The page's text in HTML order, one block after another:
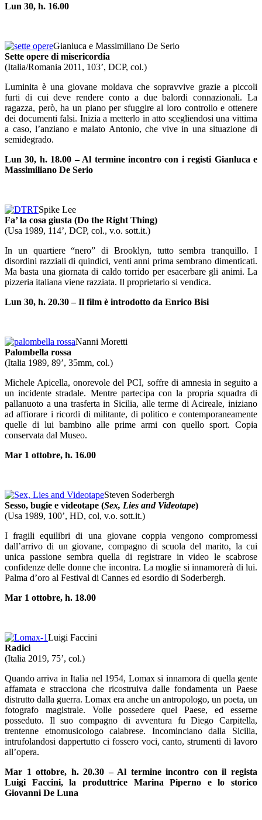
Lun 30, h. 16.00
Gianluca e Massimiliano De Serio
Sette opere di misericordia
(Italia/Romania 2011, 103’, DCP, col.)
Luminita è una giovane moldava che sopravvive grazie a piccoli
furti di cui deve rendere conto a due balordi connazionali. La
ragazza, però, ha un piano per sfuggire al loro controllo e ottenere
dei documenti falsi. Inizia a metterlo in atto scegliendosi una vittima
a caso, l’anziano e malato Antonio, che vive in una situazione di
semidegrado.
Lun 30, h. 18.00 – Al termine incontro con i registi Gianluca e
Massimiliano De Serio
Spike Lee
Fa’ la cosa giusta (Do the Right Thing)
(Usa 1989, 114’, DCP, col., v.o. sott.it.)
In un quartiere “nero” di Brooklyn, tutto sembra tranquillo. I
disordini razziali di quindici, venti anni prima sembrano dimenticati.
Ma basta una giornata di caldo torrido per esacerbare gli animi. La
pizzeria italiana viene razziata. Il proprietario si vendica.
Lun 30, h. 20.30 – Il film è introdotto da Enrico Bisi
Nanni Moretti
Palombella rossa
(Italia 1989, 89’, 35mm, col.)
Michele Apicella, onorevole del PCI, soffre di amnesia in seguito a
un incidente stradale. Mentre partecipa con la propria squadra di
pallanuoto a una trasferta in Sicilia, alle terme di Acireale, iniziano
ad affiorare i ricordi di militante, di politico e contemporaneamente
quelle di lui bambino alle prime armi con quello sport. Copia
conservata dal Museo.
Mar 1 ottobre, h. 16.00
Steven Soderbergh
Sesso, bugie e videotape (Sex, Lies and Videotape)
(Usa 1989, 100’, HD, col, v.o. sott.it.)
I fragili equilibri di una giovane coppia vengono compromessi
dall’arrivo di un giovane, compagno di scuola del marito, la cui
unica passione sembra quella di registrare in video le scabrose
confidenze delle donne che incontra. La moglie si innamorerà di lui.
Palma d’oro al Festival di Cannes ed esordio di Soderbergh.
Mar 1 ottobre, h. 18.00
Luigi Faccini
Radici
(Italia 2019, 75’, col.)
Quando arriva in Italia nel 1954, Lomax si innamora di quella gente
affamata e stracciona che ricostruiva dalle fondamenta un Paese
distrutto dalla guerra. Lomax era anche un antropologo, un poeta, un
fotografo magistrale. Volle possedere quel Paese, ed esserne
posseduto. Il suo compagno di avventura fu Diego Carpitella,
trentenne etnomusicologo calabrese. Incominciano dalla Sicilia,
intrufolandosi dappertutto ci fossero voci, canto, strumenti di lavoro
all’opera.
Mar 1 ottobre, h. 20.30 – Al termine incontro con il regista
Luigi Faccini, la produttrice Marina Piperno e lo storico
Giovanni De Luna